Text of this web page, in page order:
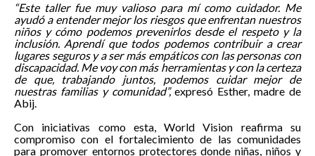
“Este taller fue muy valioso para mí como cuidador. Me
ayudó a entender mejor los riesgos que enfrentan nuestros
niños y cómo podemos prevenirlos desde el respeto y la
inclusión. Aprendí que todos podemos contribuir a crear
lugares seguros y a ser más empáticos con las personas con
discapacidad. Me voy con más herramientas y con la certeza
de que, trabajando juntos, podemos cuidar mejor de
nuestras familias y comunidad”,expresó Esther, madre de
Abij.
Con iniciativas como esta, World Vision reafirma su
compromiso con el fortalecimiento de las comunidades
para promover entornos protectores donde niñas, niños y